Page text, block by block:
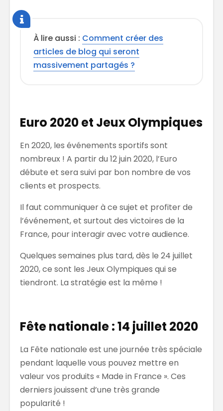
À lire aussi : Comment créer des
articles de blog qui seront
massivement partagés ?
Euro 2020 et Jeux Olympiques
En 2020, les événements sportifs sont
nombreux ! A partir du 12 juin 2020, l’Euro
débute et sera suivi par bon nombre de vos
clients et prospects.
Il faut communiquer à ce sujet et profiter de
l’événement, et surtout des victoires de la
France, pour interagir avec votre audience.
Quelques semaines plus tard, dès le 24 juillet
2020, ce sont les Jeux Olympiques qui se
tiendront. La stratégie est la même !
Fête nationale : 14 juillet 2020
La Fête nationale est une journée très spéciale
pendant laquelle vous pouvez mettre en
valeur vos produits « Made in France ». Ces
derniers jouissent d’une très grande
popularité !